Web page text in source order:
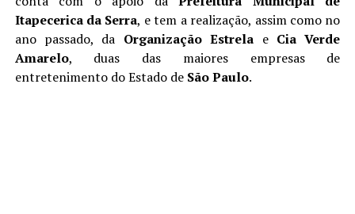
Itapecerica da Serra, e tem a realização, assim como no
ano passado, da Organização Estrela e Cia Verde
Amarelo, duas das maiores empresas de
entretenimento do Estado de São Paulo.